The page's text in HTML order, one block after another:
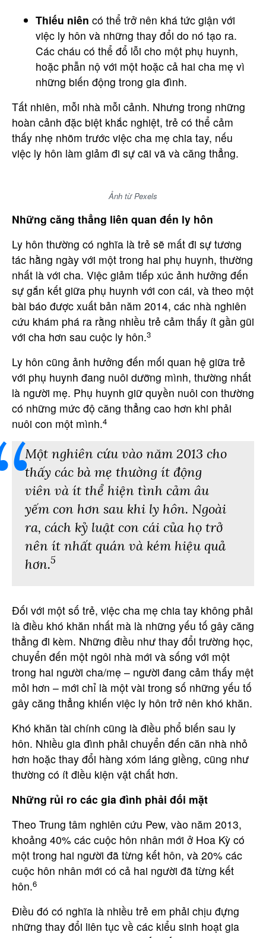
Thiếu niên có thể trở nên khá tức giận với
việc ly hôn và những thay đổi do nó tạo ra.
Các cháu có thể đổ lỗi cho một phụ huynh,
hoặc phẫn nộ với một hoặc cả hai cha mẹ vì
những biến động trong gia đình.
Tất nhiên, mỗi nhà mỗi cảnh. Nhưng trong những
hoàn cảnh đặc biệt khắc nghiệt, trẻ có thể cảm
thấy nhẹ nhõm trước việc cha mẹ chia tay, nếu
việc ly hôn làm giảm đi sự cãi vã và căng thẳng.
Ảnh từ Pexels
Những căng thẳng liên quan đến ly hôn
Ly hôn thường có nghĩa là trẻ sẽ mất đi sự tương
tác hằng ngày với một trong hai phụ huynh, thường
nhất là với cha. Việc giảm tiếp xúc ảnh hưởng đến
sự gắn kết giữa phụ huynh với con cái, và theo một
bài báo được xuất bản năm 2014, các nhà nghiên
cứu khám phá ra rằng nhiều trẻ cảm thấy ít gần gũi
với cha hơn sau cuộc ly hôn.3
Ly hôn cũng ảnh hưởng đến mối quan hệ giữa trẻ
với phụ huynh đang nuôi dưỡng mình, thường nhất
là người mẹ. Phụ huynh giữ quyền nuôi con thường
có những mức độ căng thẳng cao hơn khi phải
nuôi con một mình.4
Một nghiên cứu vào năm 2013 cho
thấy các bà mẹ thường ít động
viên và ít thể hiện tình cảm âu
yếm con hơn sau khi ly hôn. Ngoài
ra, cách kỷ luật con cái của họ trở
nên ít nhất quán và kém hiệu quả
hơn.5
Đối với một số trẻ, việc cha mẹ chia tay không phải
là điều khó khăn nhất mà là những yếu tố gây căng
thẳng đi kèm. Những điều như thay đổi trường học,
chuyển đến một ngôi nhà mới và sống với một
trong hai người cha/mẹ – người đang cảm thấy mệt
mỏi hơn – mới chỉ là một vài trong số những yếu tố
gây căng thẳng khiến việc ly hôn trở nên khó khăn.
Khó khăn tài chính cũng là điều phổ biến sau ly
hôn. Nhiều gia đình phải chuyển đến căn nhà nhỏ
hơn hoặc thay đổi hàng xóm láng giềng, cũng như
thường có ít điều kiện vật chất hơn.
Những rủi ro các gia đình phải đối mặt
Theo Trung tâm nghiên cứu Pew, vào năm 2013,
khoảng 40% các cuộc hôn nhân mới ở Hoa Kỳ có
một trong hai người đã từng kết hôn, và 20% ​​các
cuộc hôn nhân mới có cả hai người đã từng kết
hôn.6
Điều đó có nghĩa là nhiều trẻ em phải chịu đựng
những thay đổi liên tục về các kiểu sinh hoạt gia